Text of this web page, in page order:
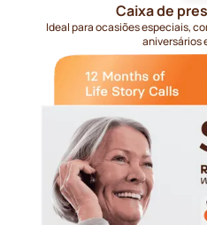
Caixa de
Ideal para ocasiões especiais,
aniversários